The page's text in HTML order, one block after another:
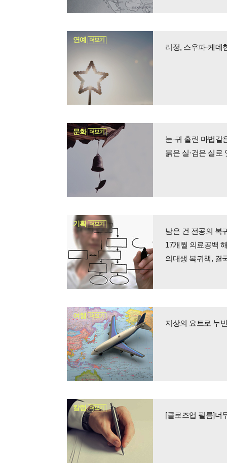
연예 더보기
리정, 스우파·케데
문화 더보기
붉은 실·검은 실
기획 더보기
남은 건 전공의 복
여행 더보기
지상의 요트로 누
칼럼 더보기
[클로즈업 필름]너